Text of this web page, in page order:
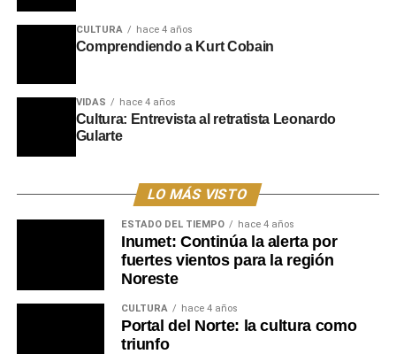
CULTURA hace 4 años
Comprendiendo a Kurt Cobain
VIDAS hace 4 años
Cultura: Entrevista al retratista Leonardo
Gularte
LO MÁS VISTO
ESTADO DEL TIEMPO hace 4 años
Inumet: Continúa la alerta por
fuertes vientos para la región
Noreste
CULTURA hace 4 años
Portal del Norte: la cultura como
triunfo